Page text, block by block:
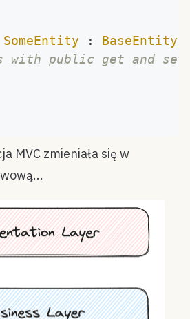
SomeEntity : BaseEntity
with public get and set
MVC zmieniała się w